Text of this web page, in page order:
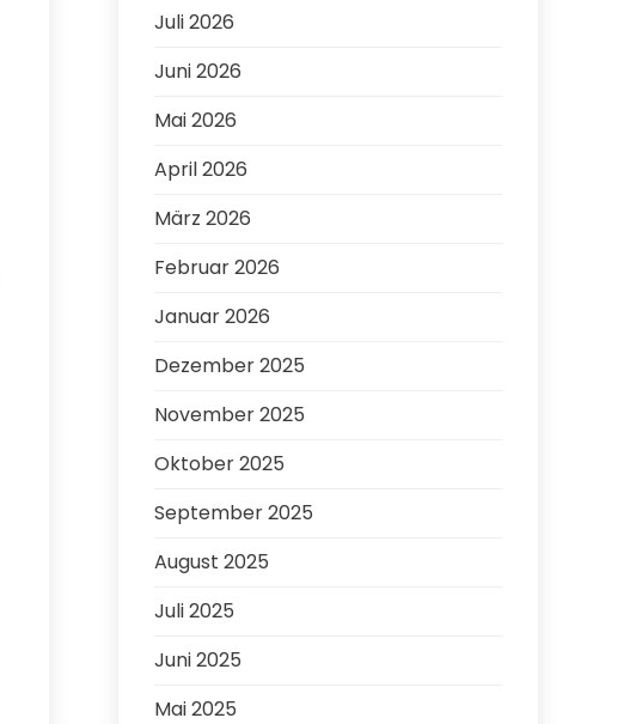
Juli 2026
Juni 2026
Mai 2026
April 2026
März 2026
Februar 2026
Januar 2026
Dezember 2025
November 2025
Oktober 2025
September 2025
August 2025
Juli 2025
Juni 2025
Mai 2025